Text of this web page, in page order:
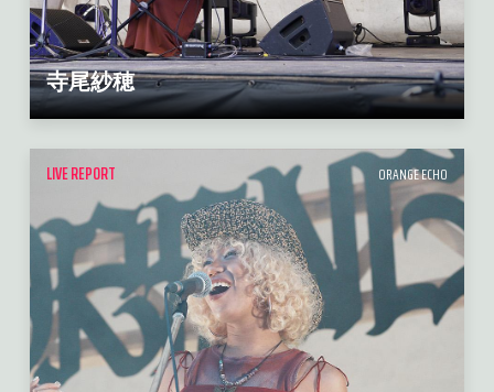
寺尾紗穂
LIVE REPORT ORANGE ECHO